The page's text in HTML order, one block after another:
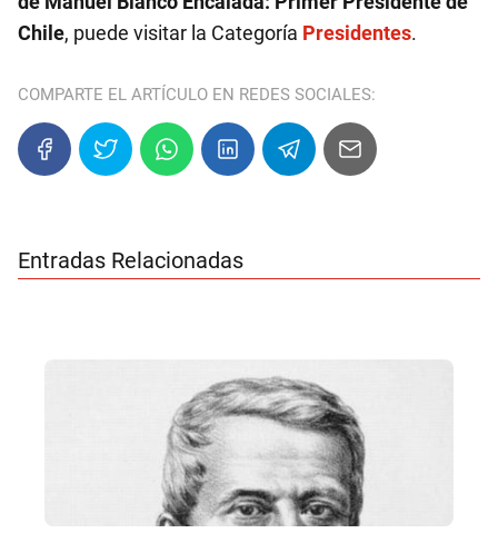
Chile, puede visitar la Categoría Presidentes.
COMPARTE EL ARTÍCULO EN REDES SOCIALES:
Entradas Relacionadas